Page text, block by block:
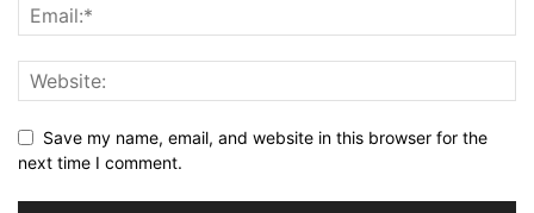
Save my name, email, and website in this browser for the
next time I comment.